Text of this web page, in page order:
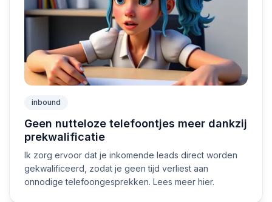
inbound
Geen nutteloze telefoontjes meer dankzij
prekwalificatie
Ik zorg ervoor dat je inkomende leads direct worden
gekwalificeerd, zodat je geen tijd verliest aan
onnodige telefoongesprekken. Lees meer hier.